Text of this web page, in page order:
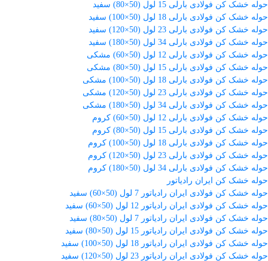
حوله خشک کن فولادی بارلی 15 لول (50×80) سفید
حوله خشک کن فولادی بارلی 18 لول (50×100) سفید
حوله خشک کن فولادی بارلی 23 لول (50×120) سفید
حوله خشک کن فولادی بارلی 34 لول (50×180) سفید
حوله خشک کن فولادی بارلی 12 لول (50×60) مشکی
حوله خشک کن فولادی بارلی 15 لول (50×80) مشکی
حوله خشک کن فولادی بارلی 18 لول (50×100) مشکی
حوله خشک کن فولادی بارلی 23 لول (50×120) مشکی
حوله خشک کن فولادی بارلی 34 لول (50×180) مشکی
حوله خشک کن فولادی بارلی 12 لول (50×60) کروم
حوله خشک کن فولادی بارلی 15 لول (50×80) کروم
حوله خشک کن فولادی بارلی 18 لول (50×100) کروم
حوله خشک کن فولادی بارلی 23 لول (50×120) کروم
حوله خشک کن فولادی بارلی 34 لول (50×180) کروم
حوله خشک کن ایران رادیاتور
حوله خشک کن فولادی ایران رادیاتور 7 لول (50×60) سفید
حوله خشک کن فولادی ایران رادیاتور 12 لول (50×60) سفید
حوله خشک کن فولادی ایران رادیاتور 7 لول (50×80) سفید
حوله خشک کن فولادی ایران رادیاتور 15 لول (50×80) سفید
حوله خشک کن فولادی ایران رادیاتور 18 لول (50×100) سفید
حوله خشک کن فولادی ایران رادیاتور 23 لول (50×120) سفید